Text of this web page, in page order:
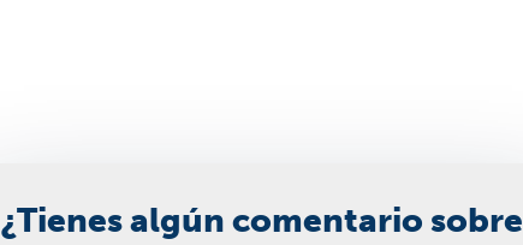
¿Tienes algún comentario sobre